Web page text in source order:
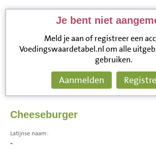
Je bent niet
Meld je aan of registreer een
Voedingswaardetabel.nl om alle
gebruiken.
Aanmelden
Cheeseburger
Latijnse naam:
-